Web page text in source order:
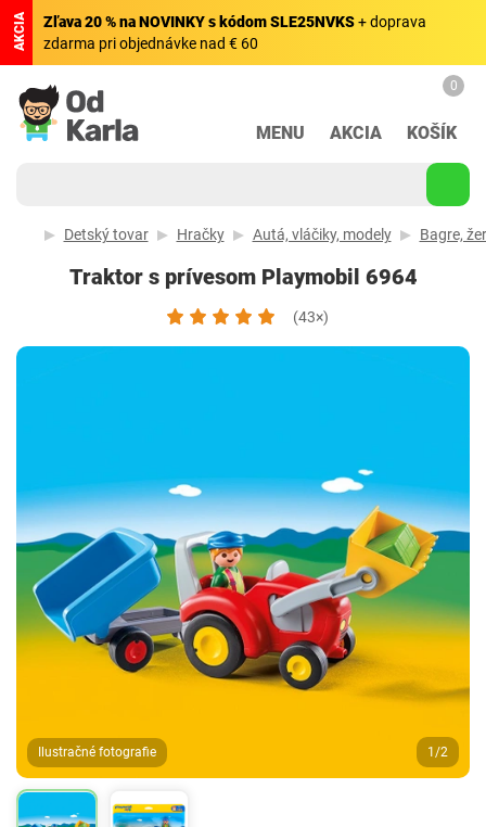
AKCIA Zľava 20 % na NOVINKY s kódom SLE25NVKS+ doprava
zdarma pri objednávke nad € 60
MENU AKCIA
0
KOŠÍK
Detský tovar Hračky Autá, vláčiky, modely Bagre,
Traktor s prívesom Playmobil 6964
(43×)
Ilustračné fotografie 1/2